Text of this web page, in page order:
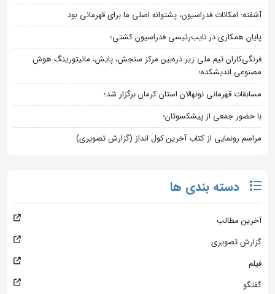
آشفته: امکانات فدراسیون، پشتوانه اصلی ما برای قهرمانی بود
پایان همکاری در نایب‌رئیسی فدراسیون کشتی؛
فرنگی‌کاران تیم ملی زیر ذره‌بین مرکز سنجش، پایش، مانیتورینگ هوش
مصنوعی اندیشکده؛
مسابقات قهرمانی نونهالان استان کرمان برگزار شد؛
با حضور جمعی از پیشکسوتان؛
مراسم رونمایی از کتاب آخرین کول انداز (گزارش تصویری)
دسته بندی ها
آخرین مطالب
گزارش تصویری
فیلم
گفتگو